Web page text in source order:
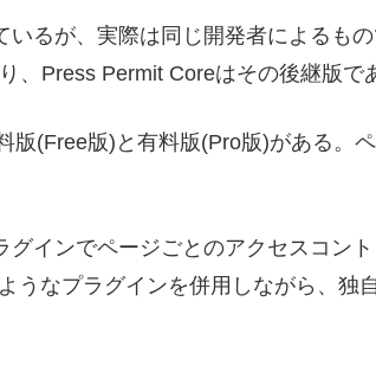
いるが、実際は同じ開発者によるも
、Press Permit Coreはその後継版で
版(Free版)と有料版(Pro版)がある。
グインでページごとのアクセスコン
うなプラグインを併用しながら、独